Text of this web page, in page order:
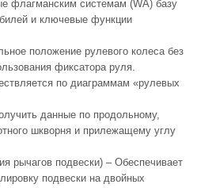
флагманским системам (WA) базу
и ключевые функции
положение рулевого колеса без
фиксатора руля.
по диаграммам «рулевых
данные по продольному,
шкворня и прилежащему углу
рычагов подвески) – Обеспечивает
подвески на двойных